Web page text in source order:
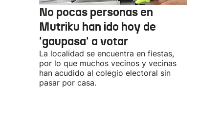
No pocas personas en
Mutriku han ido hoy de
'gaupasa' a votar
La localidad se encuentra en fiestas,
por lo que muchos vecinos y vecinas
han acudido al colegio electoral sin
pasar por casa.